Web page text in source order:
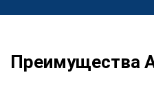
Преимущества